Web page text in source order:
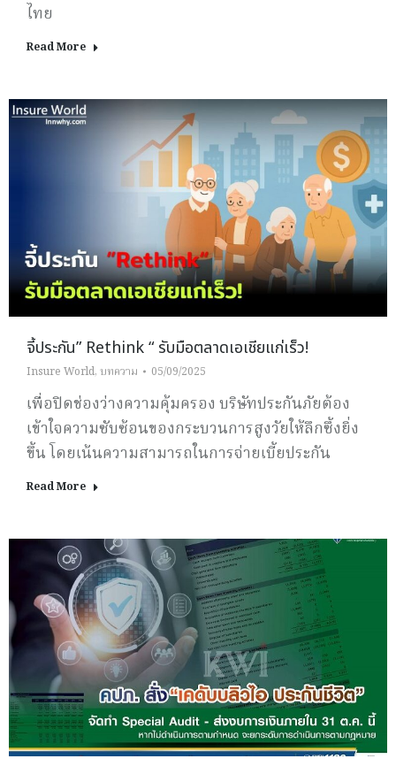
ไทย
Read More
จี้ประกัน” Rethink “ รับมือตลาดเอเชียแก่เร็ว!
Insure World, บทความ 05/09/2025
เพื่อปิดช่องว่างความคุ้มครอง บริษัทประกันภัยต้อง
เข้าใจความซับซ้อนของกระบวนการสูงวัยให้ลึกซึ้งยิ่ง
ขึ้น โดยเน้นความสามารถในการจ่ายเบี้ยประกัน
Read More